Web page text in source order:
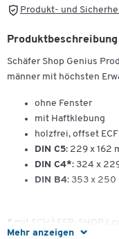
Produkt- und
Mehr anzeigen
Produktbeschreibung
Schäfer Shop Genius
männer mit höchsten
ohne Fenster
mit Haftklebung
holzfrei, offset ECF
DIN C5: 229 x 162
DIN C4*: 324 x
DIN B4: 353 x 250
* mit SCHÄFER-SHOP